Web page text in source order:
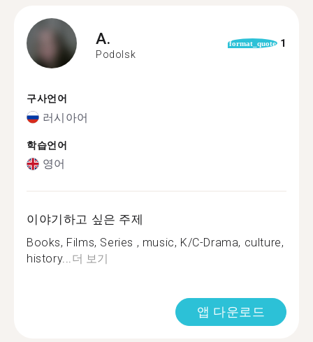
A.
Podolsk
format_quote 1
구사언어
러시아어
학습언어
영어
이야기하고 싶은 주제
Books, Films, Series , music, K/С-Drama, culture,
history...더 보기
앱 다운로드